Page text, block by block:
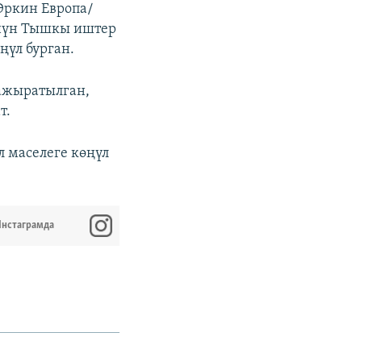
Европа/
Тышкы иштер
бурган.
көңүл